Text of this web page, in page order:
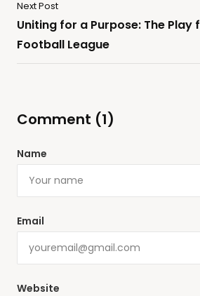
Next Post
Uniting for a Purpose: The Play
Football League
Comment (1)
Name
Email
Website